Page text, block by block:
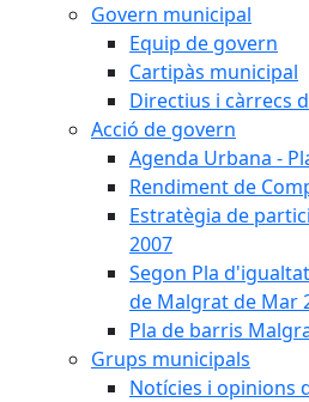
Govern municipal
Equip de govern
Cartipàs municipal
Directius i càrrecs
Acció de govern
Agenda Urbana -
Rendiment de
Estratègia de
2007
Segon Pla
de Malgrat de Mar
Pla de barris
Grups municipals
Notícies i opinions